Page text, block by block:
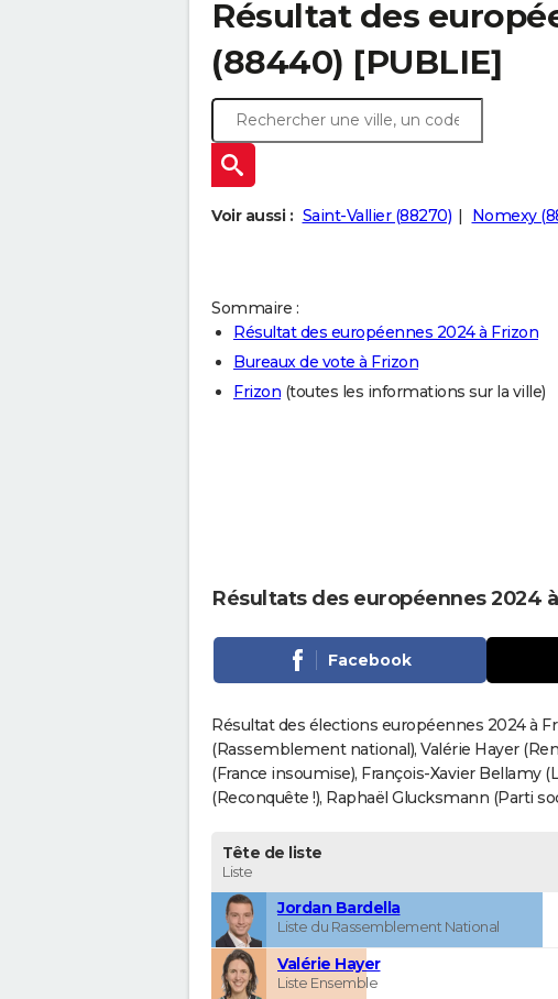
Résultat des
(88440) [PUBLIE]
Voir aussi : Saint-Vallier (88270) Nomexy
Sommaire :
Résultat des européennes 2024 à Frizon
Bureaux de vote à Frizon
Frizon (toutes les informations sur la ville)
Résultats des européennes 2024
Facebook
Résultat des élections européennes 2024 à
(Rassemblement national), Valérie Hayer
(France insoumise), François-Xavier Bellamy
(Reconquête !), Raphaël Glucksmann (Parti
Tête de liste
Liste
Jordan Bardella
Liste du Rassemblement National
Valérie Hayer
Liste Ensemble